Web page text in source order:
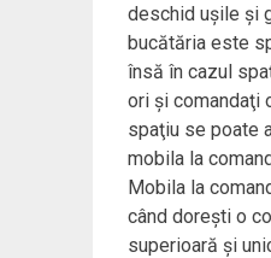
deschid uşile şi
bucătăria este
însă în cazul
ori şi comandaţi
spaţiu se poate
mobila la
Mobila la
când doreşti o
superioară şi